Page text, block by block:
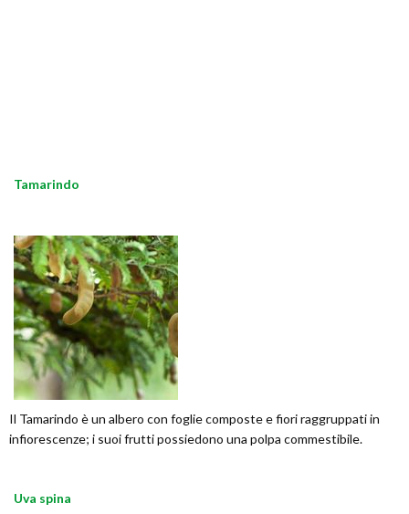
Tamarindo
Il Tamarindo è un albero con foglie composte e fiori raggruppati in
infiorescenze; i suoi frutti possiedono una polpa commestibile.
Uva spina